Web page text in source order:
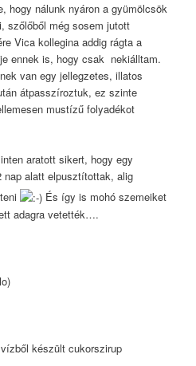
hogy nálunk nyáron a gyümölcsök
szőlőből még sosem jutott
Vica kollegina addig rágta a
ennek is, hogy csak nekiálltam.
van egy jellegzetes, illatos
átpasszíroztuk, ez szinte
mustízű folyadékot
aratott sikert, hogy egy
nap alatt elpusztítottak, alig
És így is mohó szemeiket
adagra vetették….
készült cukorszirup